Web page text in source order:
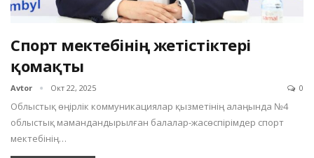
Спорт мектебінің жетістіктері
қомақты
Avtor Окт 22, 2025 0
Облыстық өңірлік коммуникациялар қызметінің алаңында №4
облыстық мамандандырылған балалар-жасөспірімдер спорт
мектебінің…